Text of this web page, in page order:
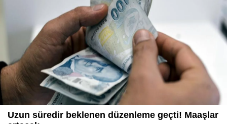
Uzun süredir beklenen düzenleme geçti! Maaşlar